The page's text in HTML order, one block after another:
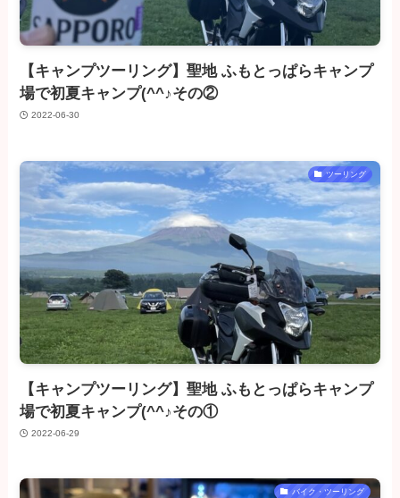
【キャンプツーリング】聖地 ふもとっぱらキャンプ
場で初夏キャンプ(^^♪その②
2022-06-30
ツーリング
【キャンプツーリング】聖地 ふもとっぱらキャンプ
場で初夏キャンプ(^^♪その①
2022-06-29
バイク・ツーリング